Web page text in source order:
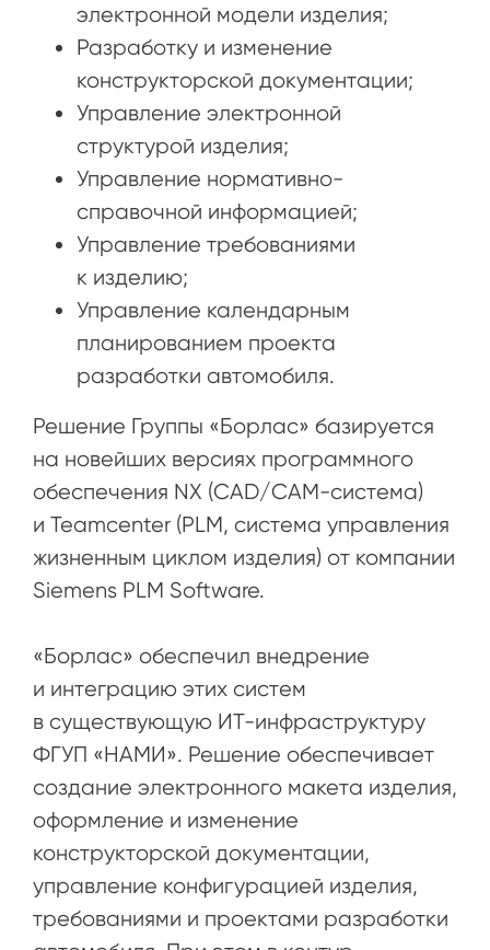
электронной модели изделия;
Разработку и изменение
конструкторской документации;
Управление электронной
структурой изделия;
Управление нормативно-
справочной информацией;
Управление требованиями
к изделию;
Управление календарным
планированием проекта
разработки автомобиля.
Решение Группы «Борлас» базируется
на новейших версиях программного
обеспечения NX (CAD/CAM-система)
и Teamcenter (PLM, система управления
жизненным циклом изделия) от компании
Siemens PLM Software.
«Борлас» обеспечил внедрение
и интеграцию этих систем
в существующую ИТ-инфраструктуру
ФГУП «НАМИ». Решение обеспечивает
создание электронного макета изделия,
оформление и изменение
конструкторской документации,
управление конфигурацией изделия,
требованиями и проектами разработки